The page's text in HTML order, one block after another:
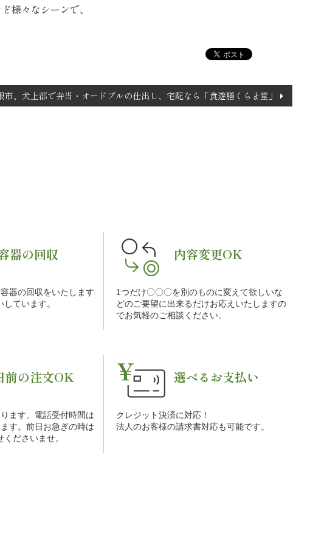
様々なシーンで、
市、犬上郡で弁当・オードブルの仕出し、宅配なら「食遊膳くらま堂」
器の回収
器の回収をいたします
ています。
内容変更OK
1つだけ〇〇〇を別のものに変えて欲しいな
どのご要望に出来るだけお応えいたしますの
でお気軽のご相談ください。
前の注文OK
ます。電話受付時間は
す。前日お急ぎの時は
ださいませ。
選べるお支払い
クレジット決済に対応！
法人のお客様の請求書対応も可能です。